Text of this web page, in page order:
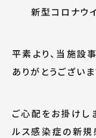
新型コロナウ
平素より、当施設
ありがとうございま
ご心配をお掛けし
ルス感染症の新規